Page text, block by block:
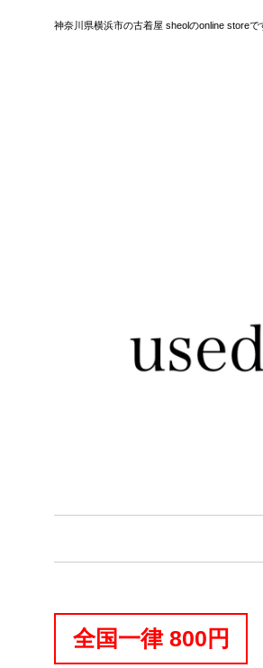
神奈川県横浜市の古着屋 sheolのonline storeで
全国一律 800円